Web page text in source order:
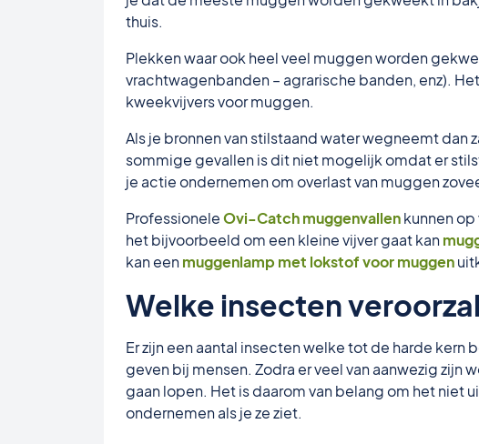
thuis.
Plekken waar ook heel veel muggen worden
vrachtwagenbanden – agrarische banden, enz).
kweekvijvers voor muggen.
Als je bronnen van stilstaand water wegneemt
sommige gevallen is dit niet mogelijk omdat er
je actie ondernemen om overlast van muggen
ProfessioneleOvi-Catch muggenvallenkunnen
het bijvoorbeeld om een kleine vijver gaat kan
kan eenmuggenlamp met lokstof voor muggen
Welke insecten
Er zijn een aantal insecten welke tot de harde kern
geven bij mensen. Zodra er veel van aanwezig zijn
gaan lopen. Het is daarom van belang om het niet
ondernemen als je ze ziet.